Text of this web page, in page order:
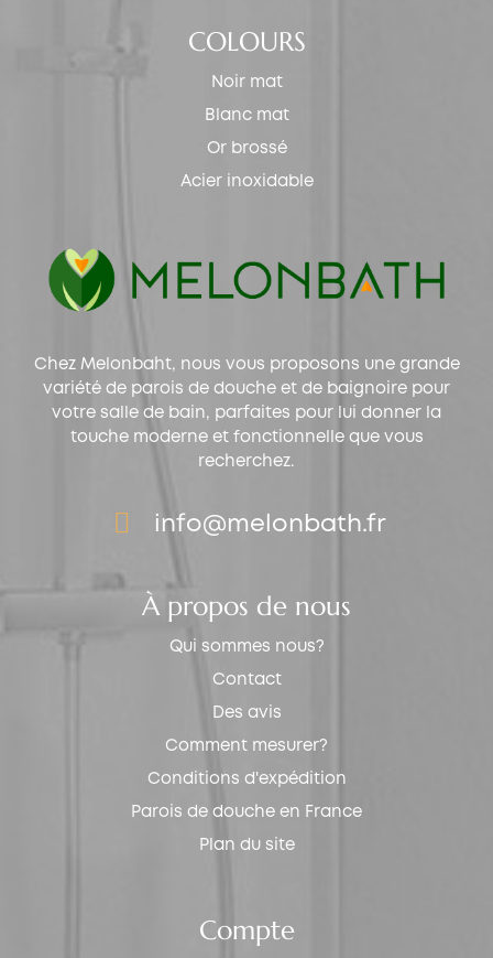
COLOURS
Noir mat
Blanc mat
Or brossé
Acier inoxidable
Chez Melonbaht, nous vous proposons une grande
variété de parois de douche et de baignoire pour
votre salle de bain, parfaites pour lui donner la
touche moderne et fonctionnelle que vous
recherchez.
info@melonbath.fr
À propos de nous
Qui sommes nous?
Contact
Des avis
Comment mesurer?
Conditions d'expédition
Parois de douche en France
Plan du site
Compte